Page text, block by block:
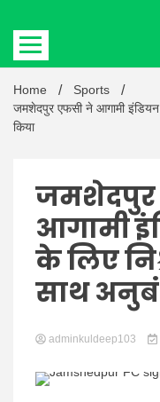
Home
Sports
जमशेदपुर एफसी ने आगामी
किया
आगामी
के लिए
साथ
adminkuldeep103